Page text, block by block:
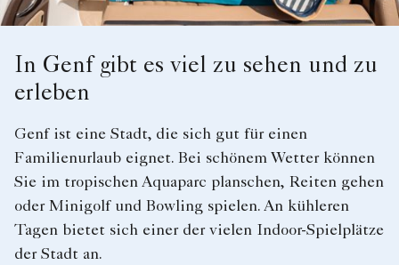
In Genf gibt es viel zu sehen und zu
erleben
Genf ist eine Stadt, die sich gut für einen
Familienurlaub eignet. Bei schönem Wetter können
Sie im tropischen Aquaparc planschen, Reiten gehen
oder Minigolf und Bowling spielen. An kühleren
Tagen bietet sich einer der vielen Indoor-Spielplätze
der Stadt an.